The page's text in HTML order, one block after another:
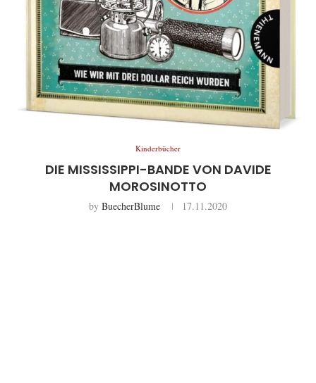
Kinderbücher
DIE MISSISSIPPI-BANDE VON DAVIDE
MOROSINOTTO
by BuecherBlume 17.11.2020